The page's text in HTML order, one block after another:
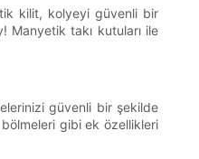
kilit, kolyeyi güvenli bir
Manyetik takı kutuları ile
güvenli bir şekilde
bölmeleri gibi ek özellikleri